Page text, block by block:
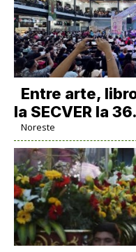
Entre arte,
la SECVER la
Noreste